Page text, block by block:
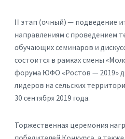
II этап (очный) — подведение
направлениям с проведением
обучающих семинаров и
состоится в рамках смены
форума ЮФО «Ростов — 2019»
лидеров на сельских
30 сентября 2019 года.
Торжественная церемония